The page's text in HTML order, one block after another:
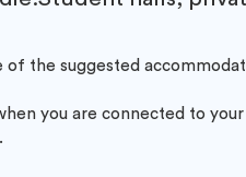
the suggested
you are connected to your